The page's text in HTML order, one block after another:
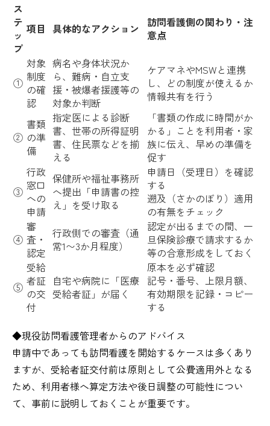
ス
テ
ッ
プ
項目 具体的なアクション
訪問看護側の関わり・注
意点
①
対象
制度
の確
認
病名や身体状況か
ら、難病・自立支
援・被爆者援護等の
対象か判断
ケアマネやMSWと連携
し、どの制度が使えるか
情報共有を行う
②
書類
の準
備
指定医による診断
書、世帯の所得証明
書、住民票などを揃
える
「書類の作成に時間がか
かる」ことを利用者・家
族に伝え、早めの準備を
促す
③
行政
窓口
への
申請
保健所や福祉事務所
へ提出「申請書の控
え」を受け取る
申請日（受理日）を確認
する
遡及（さかのぼり）適用
の有無をチェック
④
審
査・
認定
行政側での審査（通
常1〜3か月程度）
認定が出るまでの間、一
旦保険診療で請求するか
等の合意形成をしておく
⑤
受給
者証
の交
付
自宅や病院に「医療
受給者証」が届く
原本を必ず確認
記号・番号、上限月額、
有効期限を記録・コピー
する
​​​​​​​​◆現役訪問看護管理者からのアドバイス
申請中であっても訪問看護を開始するケースは多くあり
ますが、受給者証交付前は原則として公費適用外となる
ため、利用者様へ算定方法や後日調整の可能性につい
て、事前に説明しておくことが重要です。